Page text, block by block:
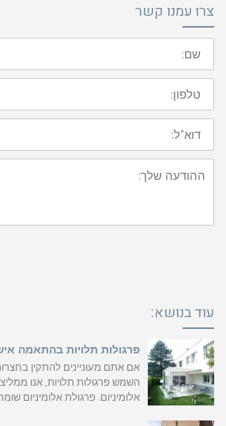
צרו עמנו קשר
שם:
טלפון:
דוא"ל:
ההודעה
שלך:
עוד בנושא:
פרגולות תלויות בהתאמה
אם אתם מעוניינים להתקין
השמש פרגולות תלויות, אנו
אלומיניום. פרגולת אלומיניום